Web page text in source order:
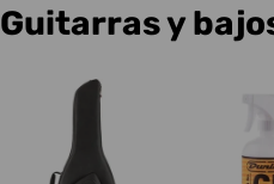
C
Guitarras y